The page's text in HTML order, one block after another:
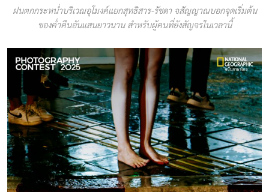
ฝนตกกระหน่ำบริเวณอุโมงค์แยกสุทธิสาร-รัชดา จสัญญาณบอกจุดเริ่มต้น
ของค่ำคืนอันแสนยาวนาน สำหรับผู้คนที่ยังสัญจรในเวลานี้